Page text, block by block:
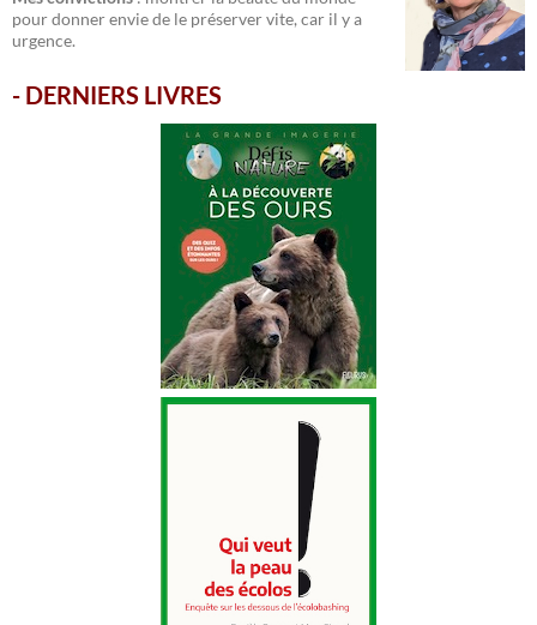
pour donner envie de le préserver vite, car il y a
urgence.
- DERNIERS LIVRES